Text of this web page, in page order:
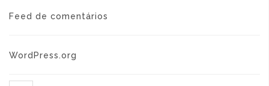
Feed de comentários
WordPress.org